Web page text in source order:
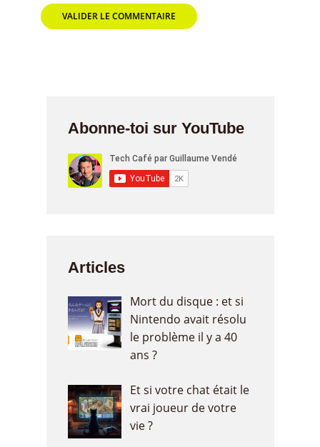
Abonne-toi sur YouTube
Articles
Mort du disque : et si
Nintendo avait résolu
le problème il y a 40
ans ?
Et si votre chat était le
vrai joueur de votre
vie ?